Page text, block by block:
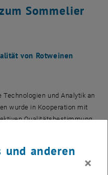
Sommelier
von Rotweinen
und Analytik an
wurde in Kooperation mit
Qualitätsbestimmung
im Mund ablaufen,
ist es unter anderem
und anderen
×